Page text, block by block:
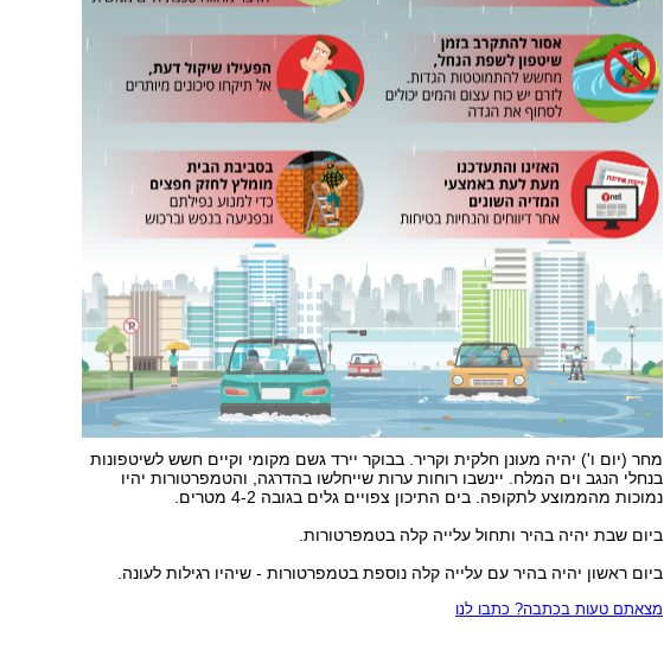
מחר (יום ו') יהיה מעונן חלקית וקריר. בבוקר יירד גשם מקומי וקיים חשש לשיטפונות
בנחלי הנגב וים המלח. יינשבו רוחות ערות שייחלשו בהדרגה, והטמפרטורות יהיו
נמוכות מהממוצע לתקופה. בים התיכון צפויים גלים בגובה 4-2 מטרים.
ביום שבת יהיה בהיר ותחול עלייה קלה בטמפרטורות.
ביום ראשון יהיה בהיר עם עלייה קלה נוספת בטמפרטורות - שיהיו רגילות לעונה.
מצאתם טעות בכתבה? כתבו לנו